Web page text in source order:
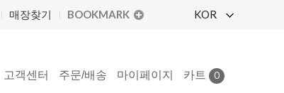
매장찾기 BOOKMARK KOR
고객센터 주문/배송 마이페이지 카트 0